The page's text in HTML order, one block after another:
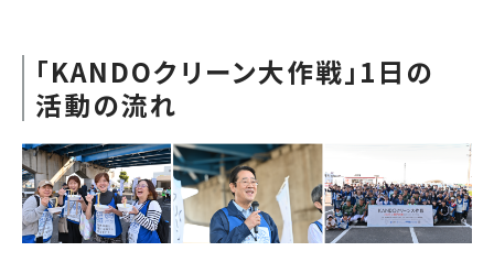
「KANDOクリーン大作戦」1日の
活動の流れ